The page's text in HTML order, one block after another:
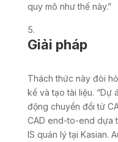
quy mô như thế này.”
Giải pháp
Thách thức này đòi
kế và tạo tài liệu. “Dự
động chuyển đổi từ
CAD end-to-end dựa
IS quản lý tại Kasian.